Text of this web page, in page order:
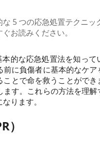
5 つの応急処置テクニ
お読みください。
的な応急処置法を知っ
前に負傷者に基本的なケ
とで命を救うことがで
す。これらの方法を理
ります。
）